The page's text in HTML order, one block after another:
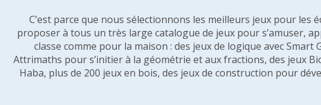
C’est parce que nous sélectionnons les meilleurs jeux pour les
proposer à tous un très large catalogue de jeux pour s’amuser,
classe comme pour la maison : des jeux de logique avec
Attrimaths pour s’initier à la géométrie et aux fractions, des jeux
Haba, plus de 200 jeux en bois, des jeux de construction pour